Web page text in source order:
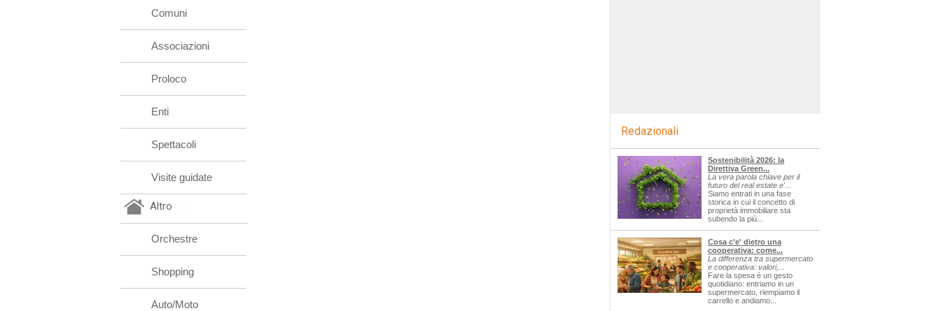
Comuni
Associazioni
Proloco
Enti
Spettacoli
Visite guidate
Altro
Orchestre
Shopping
Auto/Moto
Redazionali
Sostenibilità 2026: la
Direttiva Green...
La vera parola chiave per il
futuro del real estate e'...
Siamo entrati in una fase
storica in cui il concetto di
proprietà immobiliare sta
subendo la più...
Cosa c'e' dietro una
cooperativa: come...
La differenza tra supermercato
e cooperativa: valori,...
Fare la spesa è un gesto
quotidiano: entriamo in un
supermercato, riempiamo il
carrello e andiamo...